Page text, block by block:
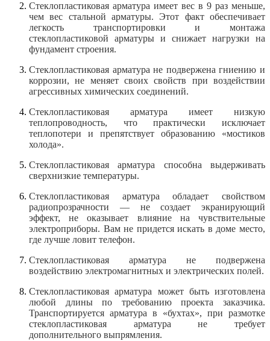
Стеклопластиковая арматура имеет вес в 9 раз меньше,
чем вес стальной арматуры. Этот факт обеспечивает
легкость транспортировки и монтажа
стеклопластиковой арматуры и снижает нагрузки на
фундамент строения.
Стеклопластиковая арматура не подвержена гниению и
коррозии, не меняет своих свойств при воздействии
агрессивных химических соединений.
Стеклопластиковая арматура имеет низкую
теплопроводность, что практически исключает
теплопотери и препятствует образованию «мостиков
холода».
Стеклопластиковая арматура способна выдерживать
сверхнизкие температуры.
Стеклопластиковая арматура обладает свойством
радиопрозрачности — не создает экранирующий
эффект, не оказывает влияние на чувствительные
электроприборы. Вам не придется искать в доме место,
где лучше ловит телефон.
Стеклопластиковая арматура не подвержена
воздействию электромагнитных и электрических полей.
Стеклопластиковая арматура может быть изготовлена
любой длины по требованию проекта заказчика.
Транспортируется арматура в «бухтах», при размотке
стеклопластиковая арматура не требует
дополнительного выпрямления.